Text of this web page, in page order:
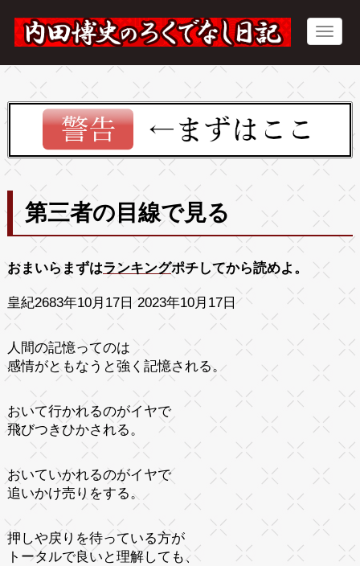
第三者の目線で見る
おまいらまずはランキングポチしてから読めよ。
皇紀2683年10月17日 2023年10月17日
人間の記憶ってのは
感情がともなうと強く記憶される。
おいて行かれるのがイヤで
飛びつきひかされる。
おいていかれるのがイヤで
追いかけ売りをする。
押しや戻りを待っている方が
トータルで良いと理解しても、